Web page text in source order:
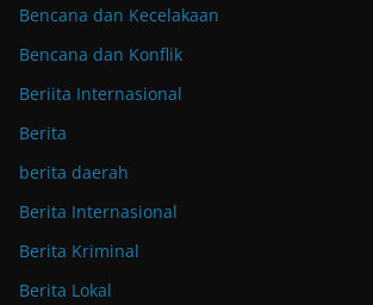
Bencana dan Kecelakaan
Bencana dan Konflik
Beriita Internasional
Berita
berita daerah
Berita Internasional
Berita Kriminal
Berita Lokal